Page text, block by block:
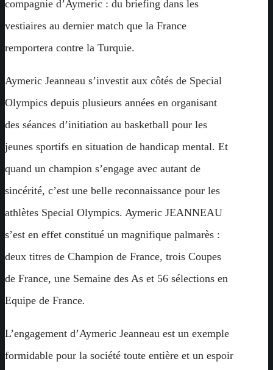
compagnie d’Aymeric : du briefing dans les
vestiaires au dernier match que la France
remportera contre la Turquie.
Aymeric Jeanneau s’investit aux côtés de Special
Olympics depuis plusieurs années en organisant
des séances d’initiation au basketball pour les
jeunes sportifs en situation de handicap mental. Et
quand un champion s’engage avec autant de
sincérité, c’est une belle reconnaissance pour les
athlètes Special Olympics. Aymeric JEANNEAU
s’est en effet constitué un magnifique palmarès :
deux titres de Champion de France, trois Coupes
de France, une Semaine des As et 56 sélections en
Equipe de France.
L’engagement d’Aymeric Jeanneau est un exemple
formidable pour la société toute entière et un espoir